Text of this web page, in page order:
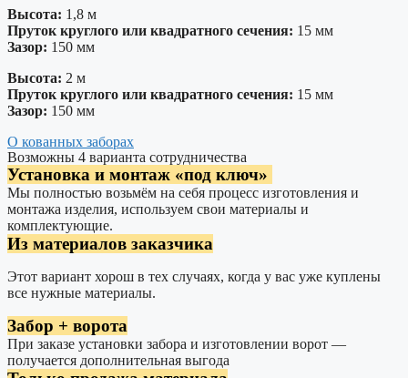
Высота: 1,8 м
Пруток круглого или квадратного сечения: 15 мм
Зазор: 150 мм
Высота: 2 м
Пруток круглого или квадратного сечения: 15 мм
Зазор: 150 мм
О кованных заборах
Возможны 4 варианта сотрудничества
Установка и монтаж «под ключ»
Мы полностью возьмём на себя процесс изготовления и
монтажа изделия, используем свои материалы и
комплектующие.
Из материалов заказчика
Этот вариант хорош в тех случаях, когда у вас уже куплены
все нужные материалы.
Забор + ворота
При заказе установки забора и изготовлении ворот —
получается дополнительная выгода